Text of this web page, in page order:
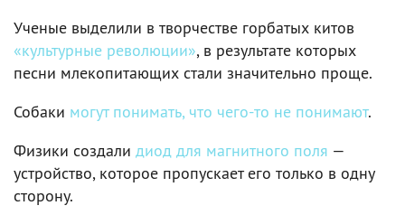
Ученые выделили в творчестве горбатых китов
«культурные революции», в результате которых
песни млекопитающих стали значительно проще.
Собаки могут понимать, что чего-то не понимают.
Физики создали диод для магнитного поля —
устройство, которое пропускает его только в одну
сторону.